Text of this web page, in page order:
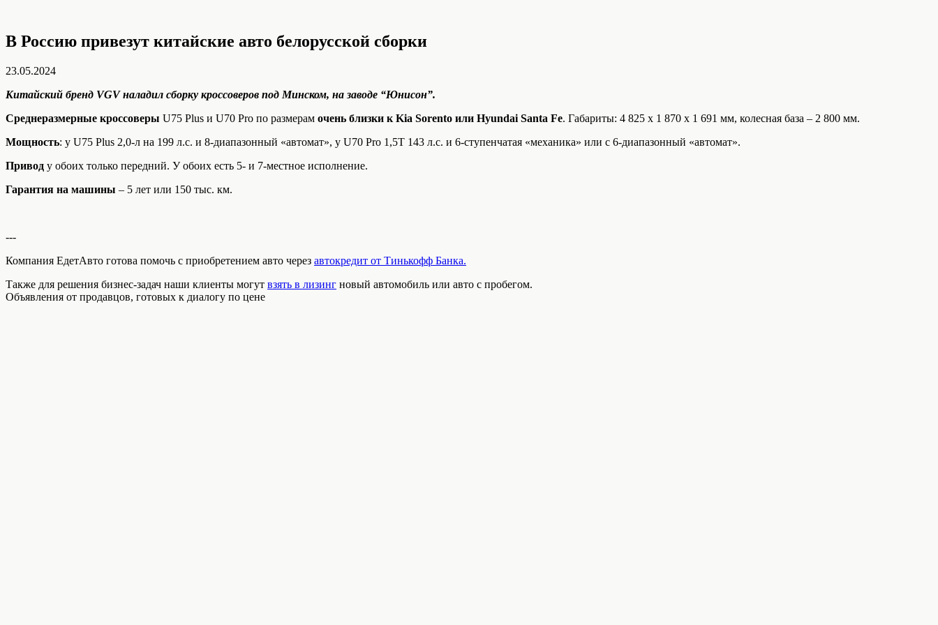
В Россию привезут китайские авто белорусской сборки
23.05.2024
Китайский бренд VGV наладил сборку кроссоверов под Минском, на заводе “Юнисон”.
Среднеразмерные кроссоверы U75 Plus и U70 Pro по размерам очень близки к Kia Sorento или Hyundai Santa Fe. Габариты: 4 825 х 1 870 х 1 691 мм, колесная база – 2 800 мм.
Мощность: у U75 Plus 2,0-л на 199 л.с. и 8-диапазонный «автомат», у U70 Pro 1,5T 143 л.с. и 6-ступенчатая «механика» или с 6-диапазонный «автомат».
Привод у обоих только передний. У обоих есть 5- и 7-местное исполнение.
Гарантия на машины – 5 лет или 150 тыс. км.
---
Компания ЕдетАвто готова помочь с приобретением авто через автокредит от Тинькофф Банка.
Также для решения бизнес-задач наши клиенты могут взять в лизинг новый автомобиль или авто с пробегом.
Объявления от продавцов, готовых к диалогу по цене